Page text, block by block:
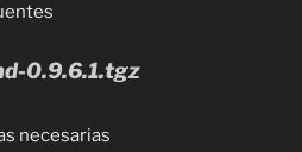
0.9.6.1.tgz
necesarias